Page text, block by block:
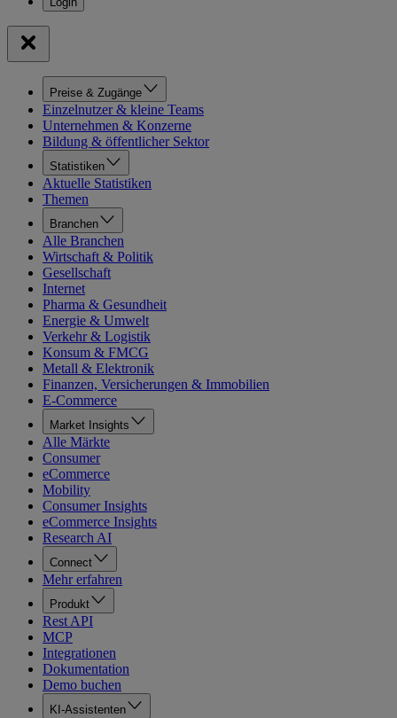
Preise & Zugänge
Einzelnutzer & kleine Teams
Unternehmen & Konzerne
Bildung & öffentlicher Sektor
Statistiken
Aktuelle Statistiken
Themen
Branchen
Alle Branchen
Wirtschaft & Politik
Gesellschaft
Internet
Pharma & Gesundheit
Energie & Umwelt
Verkehr & Logistik
Konsum & FMCG
Metall & Elektronik
Finanzen, Versicherungen & Immobilien
E-Commerce
Market Insights
Alle Märkte
Consumer
eCommerce
Mobility
Consumer Insights
eCommerce Insights
Research AI
Connect
Mehr erfahren
Produkt
Rest API
MCP
Integrationen
Dokumentation
Demo buchen
KI-Assistenten